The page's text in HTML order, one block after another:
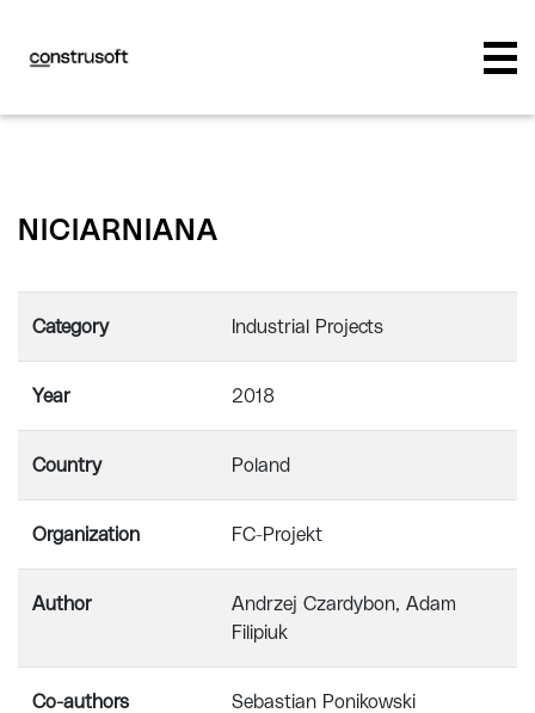
NICIARNIANA
Category Industrial Projects
Year 2018
Country Poland
Organization FC-Projekt
Author
Andrzej Czardybon, Adam
Filipiuk
Co-authors Sebastian Ponikowski